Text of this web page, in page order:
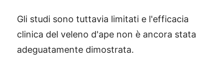
Gli studi sono tuttavia limitati e l'efficacia
clinica del veleno d'ape non è ancora stata
adeguatamente dimostrata.